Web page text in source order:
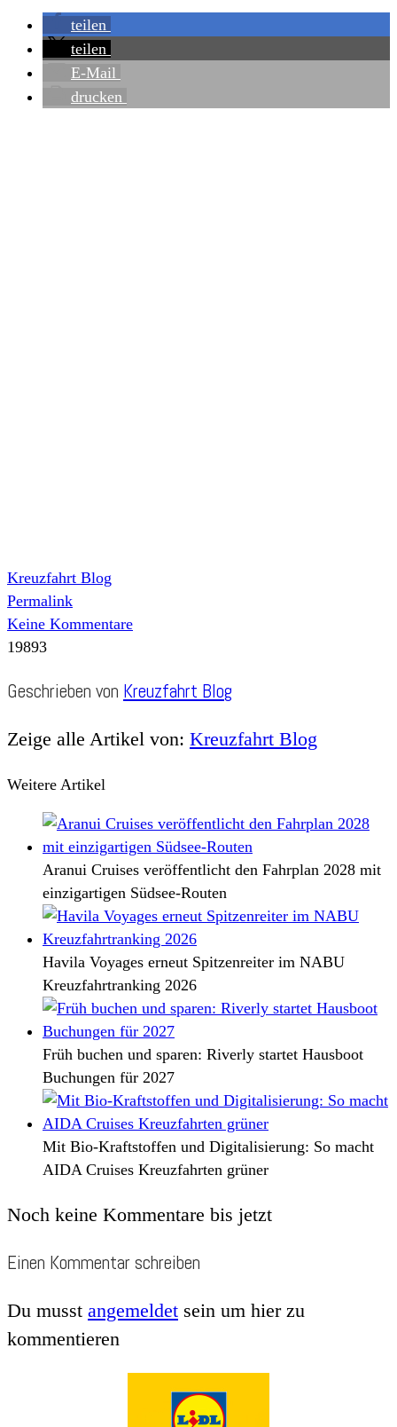
teilen
teilen
E-Mail
drucken
Kreuzfahrt Blog
Permalink
Keine Kommentare
19893
Geschrieben von Kreuzfahrt Blog
Zeige alle Artikel von: Kreuzfahrt Blog
Weitere Artikel
Aranui Cruises veröffentlicht den Fahrplan 2028 mit
einzigartigen Südsee-Routen
Havila Voyages erneut Spitzenreiter im NABU
Kreuzfahrtranking 2026
Früh buchen und sparen: Riverly startet Hausboot
Buchungen für 2027
Mit Bio-Kraftstoffen und Digitalisierung: So macht
AIDA Cruises Kreuzfahrten grüner
Noch keine Kommentare bis jetzt
Einen Kommentar schreiben
Du musst angemeldet sein um hier zu
kommentieren